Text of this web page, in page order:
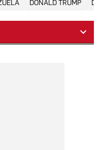
DONALD TRUMP